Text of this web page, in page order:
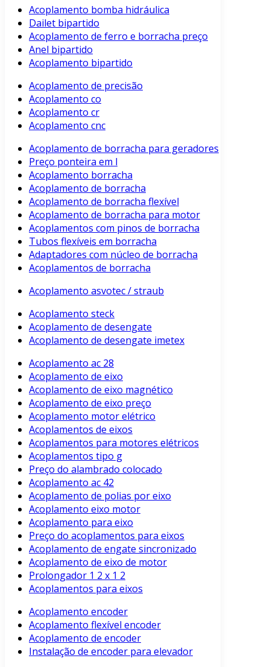
Acoplamento bomba hidráulica
Dailet bipartido
Acoplamento de ferro e borracha preço
Anel bipartido
Acoplamento bipartido
Acoplamento de precisão
Acoplamento co
Acoplamento cr
Acoplamento cnc
Acoplamento de borracha para geradores
Preço ponteira em l
Acoplamento borracha
Acoplamento de borracha
Acoplamento de borracha flexível
Acoplamento de borracha para motor
Acoplamentos com pinos de borracha
Tubos flexíveis em borracha
Adaptadores com núcleo de borracha
Acoplamentos de borracha
Acoplamento asvotec / straub
Acoplamento steck
Acoplamento de desengate
Acoplamento de desengate imetex
Acoplamento ac 28
Acoplamento de eixo
Acoplamento de eixo magnético
Acoplamento de eixo preço
Acoplamento motor elétrico
Acoplamentos de eixos
Acoplamentos para motores elétricos
Acoplamentos tipo g
Preço do alambrado colocado
Acoplamento ac 42
Acoplamento de polias por eixo
Acoplamento eixo motor
Acoplamento para eixo
Preço do acoplamentos para eixos
Acoplamento de engate sincronizado
Acoplamento de eixo de motor
Prolongador 1 2 x 1 2
Acoplamentos para eixos
Acoplamento encoder
Acoplamento flexível encoder
Acoplamento de encoder
Instalação de encoder para elevador